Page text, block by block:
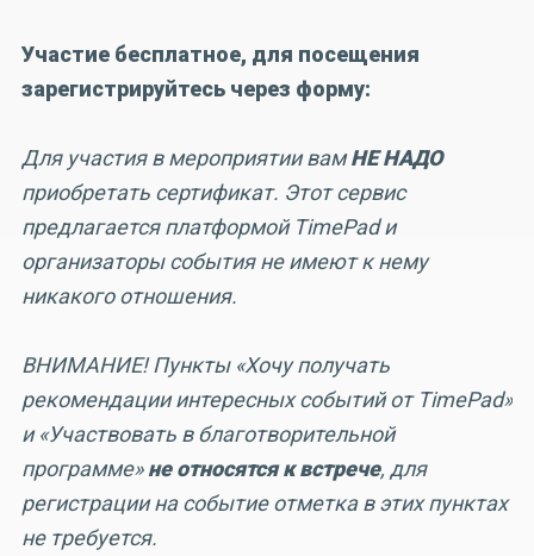
Участие бесплатное, для посещения
зарегистрируйтесь через форму:
Для участия в мероприятии вамНЕ НАДО
приобретать сертификат. Этот сервис
предлагается платформой TimePad и
организаторы события не имеют к нему
никакого отношения.
ВНИМАНИЕ! Пункты «Хочу получать
рекомендации интересных событий от TimePad»
и «Участвовать в благотворительной
программе»не относятся к встрече, для
регистрации на событие отметка в этих пунктах
не требуется.